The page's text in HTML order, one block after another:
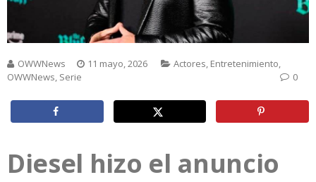
OWWNews 11 mayo, 2026 Actores, Entretenimiento,
OWWNews, Serie 0
Diesel hizo el anuncio